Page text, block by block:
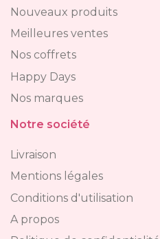
Nouveaux produits
Meilleures ventes
Nos coffrets
Happy Days
Nos marques
Notre société
Livraison
Mentions légales
Conditions d'utilisation
A propos